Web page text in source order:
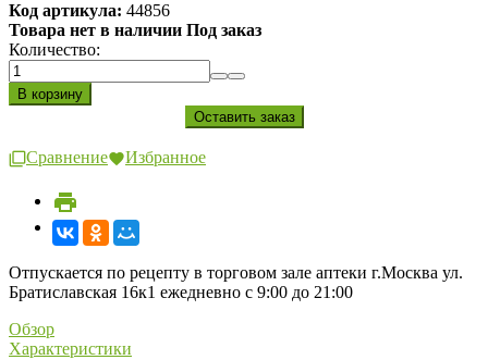
Код артикула: 44856
Товара нет в наличии Под заказ
Количество:
Сравнение Избранное
Отпускается по рецепту в торговом зале аптеки г.Москва ул.
Братиславская 16к1 ежедневно с 9:00 до 21:00
Обзор
Характеристики